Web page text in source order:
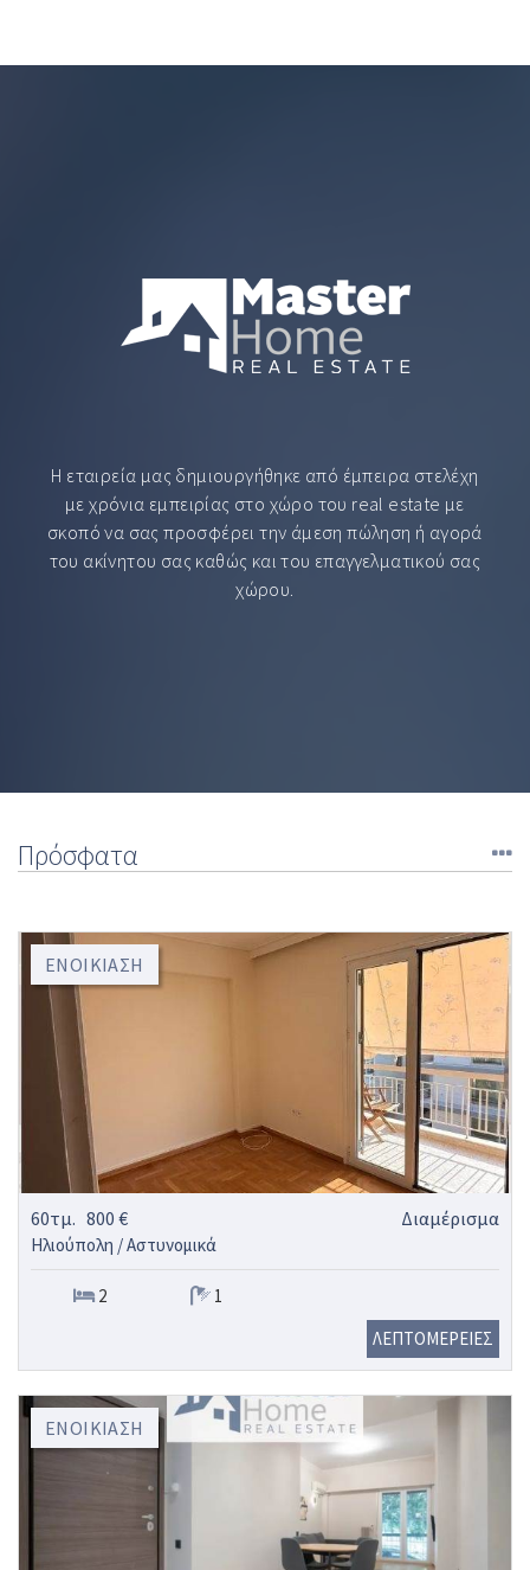
Η εταιρεία μας δημιουργήθηκε από έμπειρα στελέχη
με χρόνια εμπειρίας στο χώρο του real estate με
σκοπό να σας προσφέρει την άμεση πώληση ή αγορά
του ακίνητου σας καθώς και του επαγγελματικού σας
χώρου.
Πρόσφατα
ΕΝΟΙΚΊΑΣΗ
60τμ. 800 € Διαμέρισμα
Ηλιούπολη / Αστυνομικά
2
1
ΛΕΠΤΟΜΕΡΕΙΕΣ
ΕΝΟΙΚΊΑΣΗ